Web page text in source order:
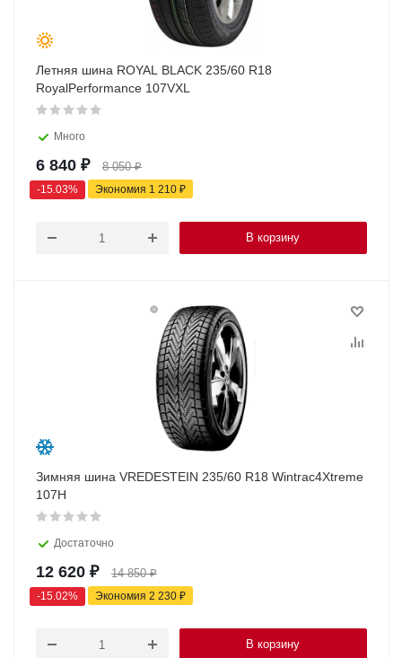
Летняя шина ROYAL BLACK 235/60 R18
RoyalPerformance 107VXL
Много
6 840 ₽ 8 050₽
-15.03% Экономия 1 210 ₽
В корзину
Зимняя шина VREDESTEIN 235/60 R18 Wintrac4Xtreme
107H
Достаточно
12 620 ₽ 14 850₽
-15.02% Экономия 2 230 ₽
В корзину